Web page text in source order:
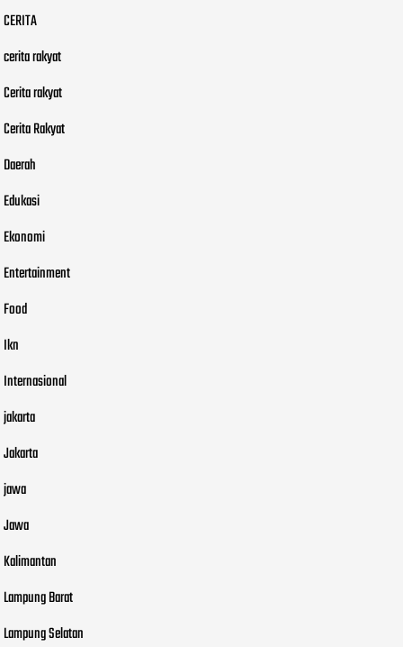
CERITA
cerita rakyat
Cerita rakyat
Cerita Rakyat
Daerah
Edukasi
Ekonomi
Entertainment
Food
Ikn
Internasional
jakarta
Jakarta
jawa
Jawa
Kalimantan
Lampung Barat
Lampung Selatan